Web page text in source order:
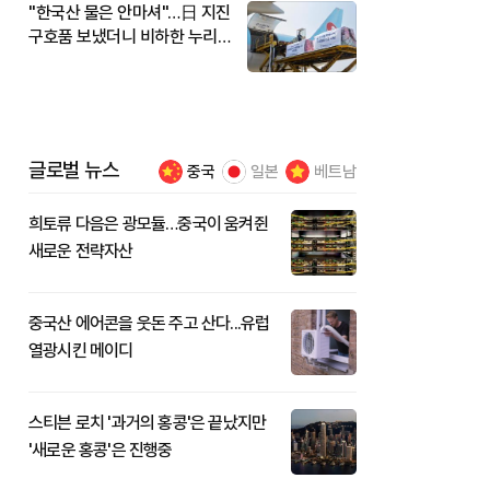
"한국산 물은 안마셔"…日 지진
구호품 보냈더니 비하한 누리
글로벌 뉴스 중국 일본 베트남
희토류 다음은 광모듈…중국이 움켜쥔
새로운 전략자산
중국산 에어콘을 웃돈 주고 산다...유럽
열광시킨 메이디
스티븐 로치 '과거의 홍콩'은 끝났지만
'새로운 홍콩'은 진행중